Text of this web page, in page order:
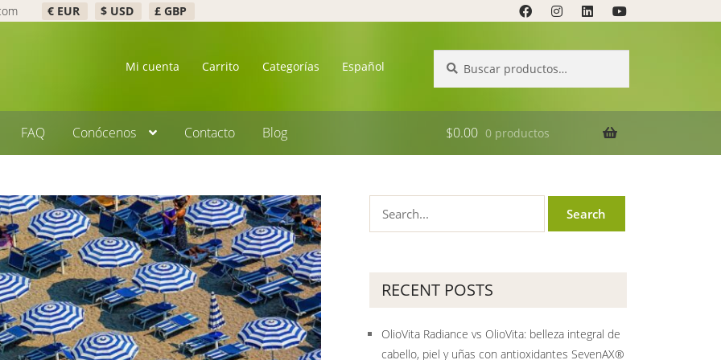
€ EUR $ USD £ GBP
Mi cuenta Carrito Categorías Español
por:
FAQ Conócenos Contacto Blog $0.00 0 productos
RECENT POSTS
OlioVita Radiance vs OlioVita: belleza integral de
cabello, piel y uñas con antioxidantes SevenAX®